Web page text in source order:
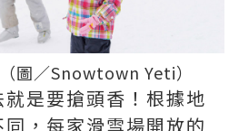
圖／Snowtown Yeti）
是要搶頭香！根據地
，每家滑雪場開放的